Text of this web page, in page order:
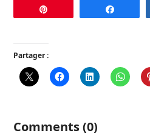
Partager :
Comments (0)